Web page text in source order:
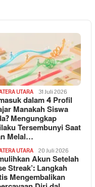
UTARA 31 Juli 2026
dalam 4 Profil
Manakah Siswa
Mengungkap
Tersembunyi Saat
Melal…
UTARA 20 Juli 2026
Akun Setelah
Streak’: Langkah
Mengembalikan